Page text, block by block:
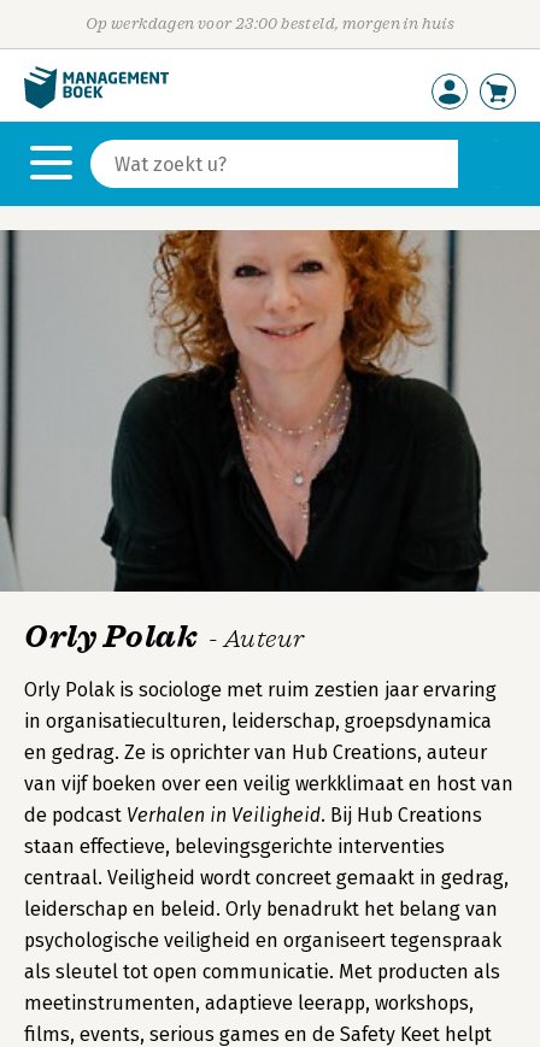
Op werkdagen voor 23:00 besteld, morgen in huis
Orly Polak - Auteur
Orly Polak is sociologe met ruim zestien jaar ervaring
in organisatieculturen, leiderschap, groepsdynamica
en gedrag. Ze is oprichter van Hub Creations, auteur
van vijf boeken over een veilig werkklimaat en host van
de podcast Verhalen in Veiligheid. Bij Hub Creations
staan effectieve, belevingsgerichte interventies
centraal. Veiligheid wordt concreet gemaakt in gedrag,
leiderschap en beleid. Orly benadrukt het belang van
psychologische veiligheid en organiseert tegenspraak
als sleutel tot open communicatie. Met producten als
meetinstrumenten, adaptieve leerapp, workshops,
films, events, serious games en de Safety Keet helpt